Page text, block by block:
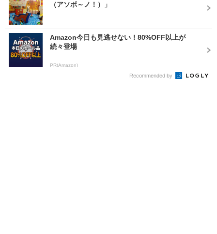
（アソボ～ノ！）」
Amazon今日も見逃せない！80%OFF以上が
続々登場
PR(Amazon)
Recommended by